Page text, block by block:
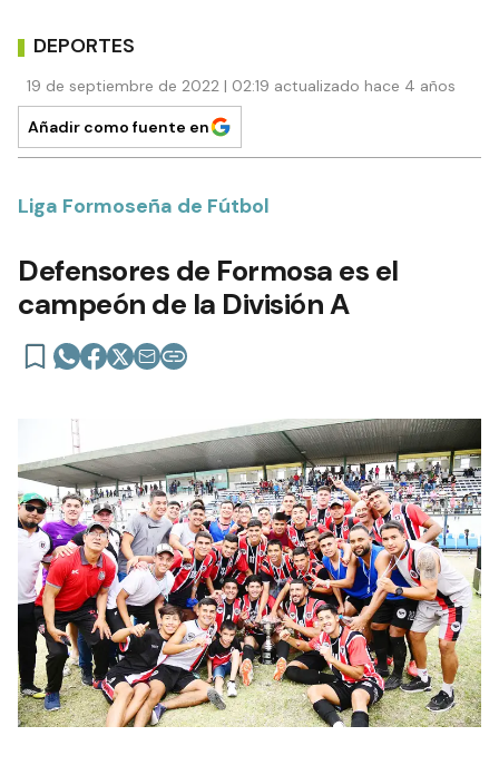
DEPORTES
19 de septiembre de 2022 | 02:19 actualizado hace 4 años
Añadir como fuente en
Liga Formoseña de Fútbol
Defensores de Formosa es el
campeón de la División A